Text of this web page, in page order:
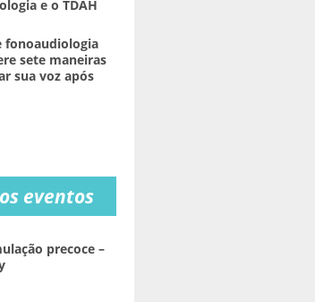
e o TDAH
fonoaudiologia
sete maneiras
sua voz após
eventos
precoce –